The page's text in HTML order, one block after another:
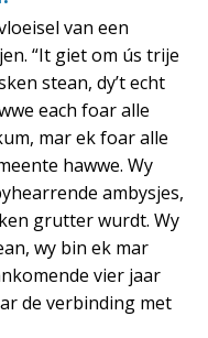
van een
“It giet om ús trije
stean, dy’t echt
each foar alle
mar ek foar alle
hawwe. Wy
ambysjes,
grutter wurdt. Wy
wy bin ek mar
vier jaar
de verbinding met